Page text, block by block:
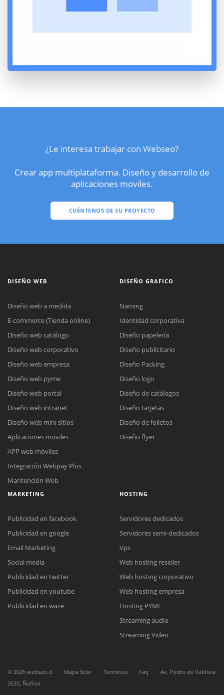
¿Le interesa trabajar con Webseo?
Crear app multiplataforma. Diseño y desarrollo de
aplicaciones moviles.
CUÉNTENOS DE SU PROYECTO
Reunión online
Nuestros ejecutivos le enviarán un correo electrónico con el enlace a
Meet para la reunión online.
Cotización
Chat Online
Todos nuestros ejecutivos están fuera de línea. Complete el formulario
DISEÑO WEB
Diseño web a medida
E-commerce (Tienda online)
Diseño web catálogo
Diseño web corporativo
Diseño web empresa
Diseño web pyme
Diseño web portal
Diseño web intranet
Diseño web mini sitios
Aplicaciones moviles
APP web móviles
Integración Webpay Plus
Mantención Web
DISEÑO GRAFICO
Naming
Identidad corporativa
Diseño papelería
Diseño publicitario
Diseño Packing
Diseño logo
Diseño de catálogos
Diseño tarjetas
Diseño de folletos
Diseño flyer
MARKETING
Publicidad en facebook
Publicidad en google
Email Marketing
Social media
Publicidad en twitter
Publicidad en youtube
Publicidad en waze
HOSTING
Servidores dedicados
Servidores semi-dedicados
Vps
Web hosting reseller
Web hosting corporativo
Web hosting empresa
Hosting PYME
Streaming audio
Streaming Video
© 2026 webseo.cl Mapa Sitio Terminos Faq
Av. Pedro de Valdivia
2633, Ñuñoa.